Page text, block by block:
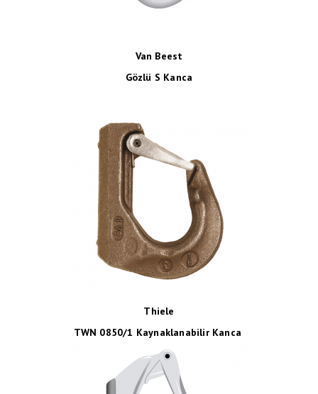
Van Beest
Gözlü S Kanca
Thiele
TWN 0850/1 Kaynaklanabilir Kanca